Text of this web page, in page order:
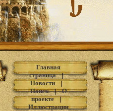
Главная
страница|
Новости|
Поиск|О
проекте|
Иллюстрации